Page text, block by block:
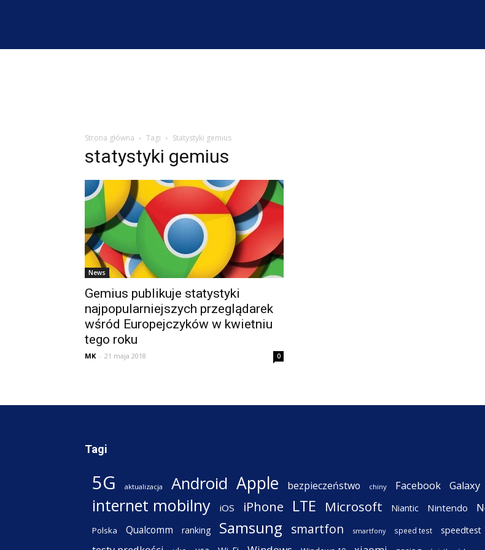
Strona główna Tagi Statystyki gemius
statystyki gemius
News
Gemius publikuje statystyki
najpopularniejszych przeglądarek
wśród Europejczyków w kwietniu
tego roku
MK - 21 maja 2018 0
Tagi
5G aktualizacja Android Apple bezpieczeństwo chiny Facebook Galaxy
internet mobilny iOS iPhone LTE Microsoft Niantic Nintendo
Polska Qualcomm ranking Samsung smartfon smartfony speed test speedtest